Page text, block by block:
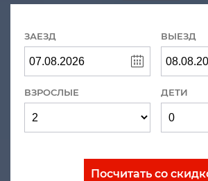
ЗАЕЗД ВЫЕЗД
ВЗРОСЛЫЕ ДЕТИ
Посчитать со